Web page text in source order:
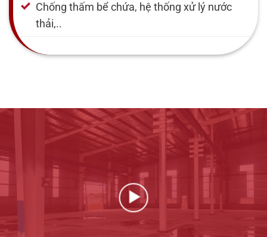
Chống thấm bể chứa, hệ thống xử lý nước
thải,..